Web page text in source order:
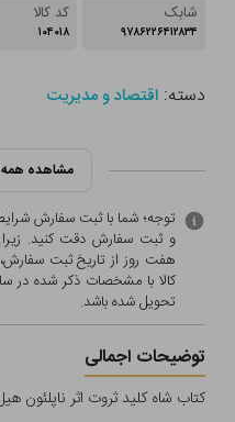
شابک
۹۷۸۶۲۲۶۴۱۲۸۳۴
کد کالا
۱۰۴۰۱۸
دسته:اقتصاد و مدیریت
مشاهده همه
توجه؛ شما با ثبت سفارش
و ثبت سفارش دقت کنید.
هفت روز از تاریخ ثبت
کالا با مشخصات ذکر شده در
تحویل شده باشد.
توضیحات اجمالی
کتاب شاه کلید ثروت اثر ناپلئون